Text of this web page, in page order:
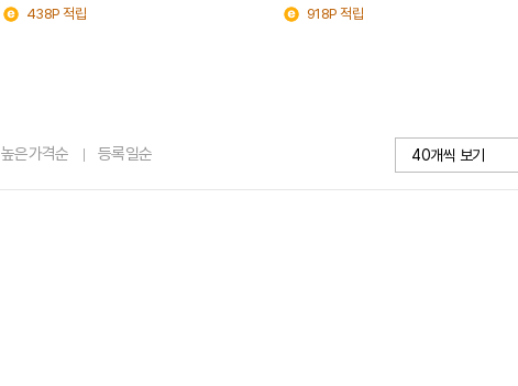
438P 적립 918P 적립
높은가격순 등록일순